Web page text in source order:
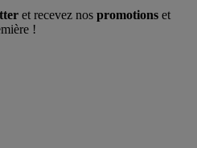
et recevez nos promotions et
!